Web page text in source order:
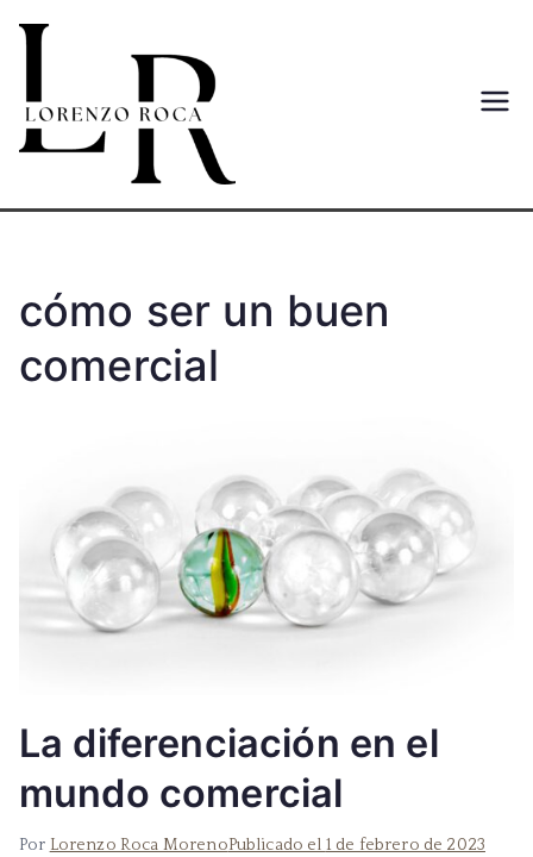
Roca
cómo ser un buen
comercial
La diferenciación en el
mundo comercial
Por Lorenzo Roca MorenoPublicado el 1 de febrero de 2023